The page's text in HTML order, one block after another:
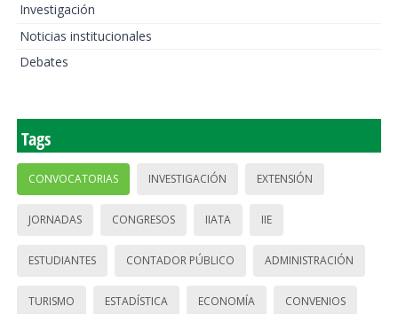
Investigación
Noticias institucionales
Debates
Tags
CONVOCATORIAS INVESTIGACIÓN EXTENSIÓN
JORNADAS CONGRESOS IIATA IIE
ESTUDIANTES CONTADOR PÚBLICO ADMINISTRACIÓN
TURISMO ESTADÍSTICA ECONOMÍA CONVENIOS